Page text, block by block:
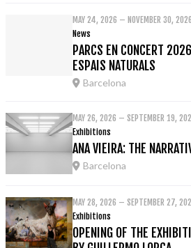
MAY 24, 2026 – NOVEMBER 30, 2026
News
PARCS EN CONCERT
ESPAIS NATURALS
Barcelona
MAY 26, 2026 – SEPTEMBER 19,
Exhibitions
ANA VIEIRA: THE
Barcelona
MAY 28, 2026 – SEPTEMBER 27,
Exhibitions
OPENING OF THE